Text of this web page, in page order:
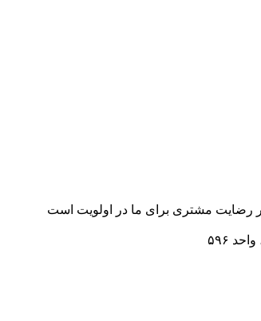
رضایت مشتری برای ما در اولویت است
۵۹۶